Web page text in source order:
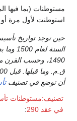
مستوطنات (بما فيها
استوطنت لأول مرة
حين توجد تواريخ
أن توضع في تصنيف
تصنيف:مستوطنات
في عقد 290
: